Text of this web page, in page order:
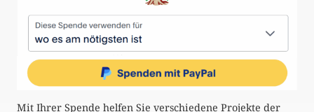
Mit Ihrer Spende helfen Sie verschiedene Projekte der